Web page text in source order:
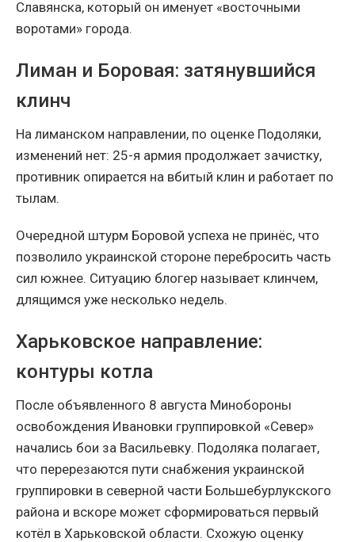
Славянска, который он именует «восточными
воротами» города.
Лиман и Боровая: затянувшийся
клинч
На лиманском направлении, по оценке Подоляки,
изменений нет: 25-я армия продолжает зачистку,
противник опирается на вбитый клин и работает по
тылам.
Очередной штурм Боровой успеха не принёс, что
позволило украинской стороне перебросить часть
сил южнее. Ситуацию блогер называет клинчем,
длящимся уже несколько недель.
Харьковское направление:
контуры котла
После объявленного 8 августа Минобороны
освобождения Ивановки группировкой «Север»
начались бои за Васильевку. Подоляка полагает,
что перерезаются пути снабжения украинской
группировки в северной части Большебурлукского
района и вскоре может сформироваться первый
котёл в Харьковской области. Схожую оценку